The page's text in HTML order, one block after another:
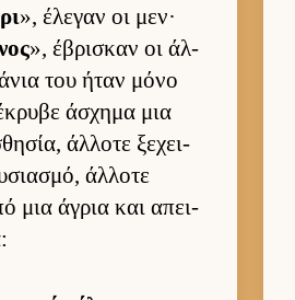
», έλεγαν οι μεν·
», έβρισκαν οι άλ­
του ήταν μόνο
άσχημα μια
άλ­λοτε ξεχει­
άλ­λοτε
μια άγρια και απει­